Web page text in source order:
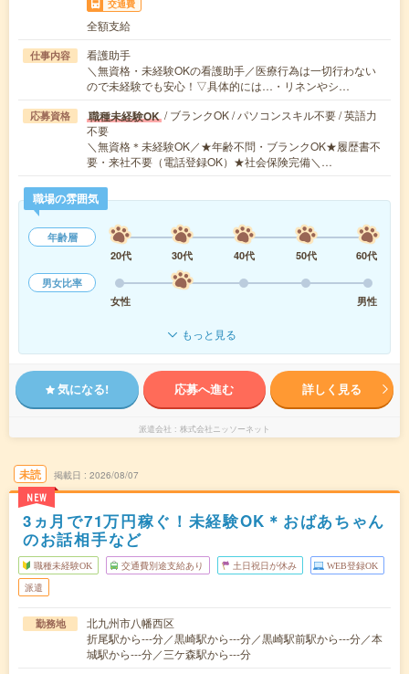
交通費
全額支給
仕事内容
看護助手
＼無資格・未経験OKの看護助手／医療行為は一切行わない
ので未経験でも安心！▽具体的には…・リネンやシ…
応募資格 職種未経験OK / ブランクOK / パソコンスキル不要 / 英語力
不要
＼無資格＊未経験OK／★年齢不問・ブランクOK★履歴書不
要・来社不要（電話登録OK）★社会保険完備＼…
職場の雰囲気
年齢層
20代
30代 40代 50代
60代
男女比率
女性
男性
もっと見る
気になる! 応募へ進む 詳しく見る
派遣会社 株式会社ニッソーネット
未読
NEW
掲載日 2026/08/07
3ヵ月で71万円稼ぐ！未経験OK＊おばあちゃん
のお話相手など
職種未経験OK 交通費別途支給あり 土日祝日が休み WEB登録OK
派遣
勤務地
北九州市八幡西区
折尾駅から---分／黒崎駅から---分／黒崎駅前駅から---分／本
城駅から---分／三ケ森駅から---分